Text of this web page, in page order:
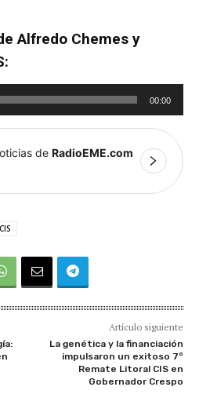
Alfredo Chemes y
00:00
de RadioEME.com
Artículo siguiente
La genética y la financiación
impulsaron un exitoso 7°
Remate Litoral CIS en
Gobernador Crespo